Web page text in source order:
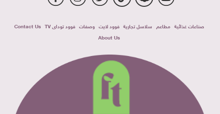
صناعات غذائية مطاعم سلاسل تجارية فوود لايت وصفات فوود توداى TV
Contact Us
About Us